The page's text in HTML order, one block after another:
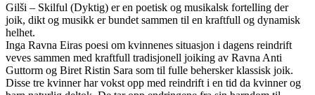
Gilši – Skilful (Dyktig) er en poetisk og musikalsk fortelling der
joik, dikt og musikk er bundet sammen til en kraftfull og dynamisk
helhet.
Inga Ravna Eiras poesi om kvinnenes situasjon i dagens reindrift
veves sammen med kraftfull tradisjonell joiking av Ravna Anti
Guttorm og Biret Ristin Sara som til fulle behersker klassisk joik.
Disse tre kvinner har vokst opp med reindrift i en tid da kvinner og